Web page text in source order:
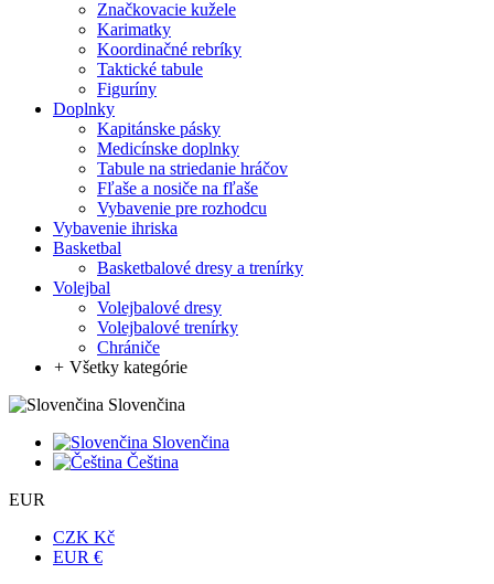
Značkovacie kužele
Karimatky
Koordinačné rebríky
Taktické tabule
Figuríny
Doplnky
Kapitánske pásky
Medicínske doplnky
Tabule na striedanie hráčov
Fľaše a nosiče na fľaše
Vybavenie pre rozhodcu
Vybavenie ihriska
Basketbal
Basketbalové dresy a trenírky
Volejbal
Volejbalové dresy
Volejbalové trenírky
Chrániče
+ Všetky kategórie
Slovenčina
Slovenčina
Čeština
EUR
CZK Kč
EUR €